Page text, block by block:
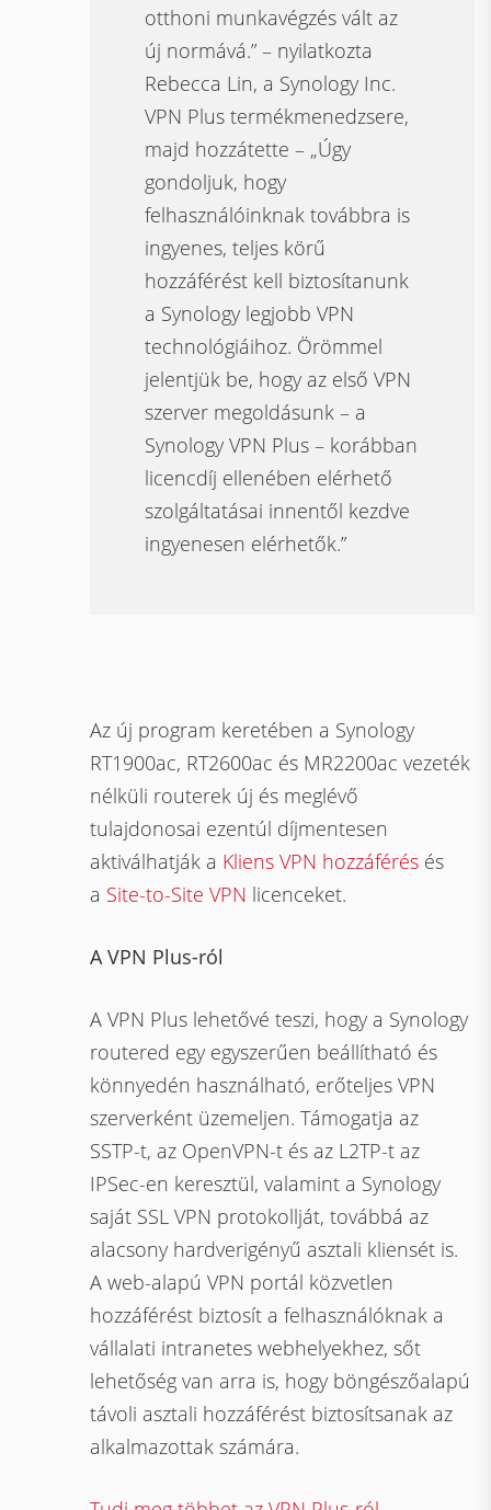
otthoni munkavégzés vált az
új normává.” – nyilatkozta
Rebecca Lin, a Synology Inc.
VPN Plus termékmenedzsere,
majd hozzátette – „Úgy
gondoljuk, hogy
felhasználóinknak továbbra is
ingyenes, teljes körű
hozzáférést kell biztosítanunk
a Synology legjobb VPN
technológiáihoz. Örömmel
jelentjük be, hogy az első VPN
szerver megoldásunk – a
Synology VPN Plus – korábban
licencdíj ellenében elérhető
szolgáltatásai innentől kezdve
ingyenesen elérhetők.”
Az új program keretében a Synology
RT1900ac, RT2600ac és MR2200ac vezeték
nélküli routerek új és meglévő
tulajdonosai ezentúl díjmentesen
aktiválhatják a Kliens VPN hozzáférés és
a Site-to-Site VPN licenceket.
A VPN Plus-ról
A VPN Plus lehetővé teszi, hogy a Synology
routered egy egyszerűen beállítható és
könnyedén használható, erőteljes VPN
szerverként üzemeljen. Támogatja az
SSTP-t, az OpenVPN-t és az L2TP-t az
IPSec-en keresztül, valamint a Synology
saját SSL VPN protokollját, továbbá az
alacsony hardverigényű asztali kliensét is.
A web-alapú VPN portál közvetlen
hozzáférést biztosít a felhasználóknak a
vállalati intranetes webhelyekhez, sőt
lehetőség van arra is, hogy böngészőalapú
távoli asztali hozzáférést biztosítsanak az
alkalmazottak számára.